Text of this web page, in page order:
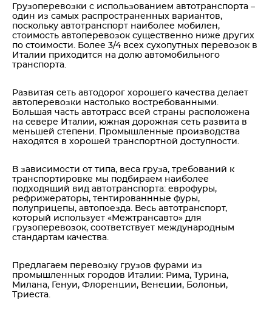
Грузоперевозки с использованием автотранспорта –
один из самых распространенных вариантов,
поскольку автотранспорт наиболее мобилен,
стоимость автоперевозок существенно ниже других
по стоимости. Более 3/4 всех сухопутных перевозок в
Италии приходится на долю автомобильного
транспорта.
Развитая сеть автодорог хорошего качества делает
автоперевозки настолько востребованными.
Большая часть автотрасс всей страны расположена
на севере Италии, южная дорожная сеть развита в
меньшей степени. Промышленные производства
находятся в хорошей транспортной доступности.
В зависимости от типа, веса груза, требований к
транспортировке мы подбираем наиболее
подходящий вид автотранспорта: еврофуры,
рефрижераторы, тентированнные фуры,
полуприцепы, автопоезда. Весь автотранспорт,
который использует «Межтрансавто» для
грузоперевозок, соответствует международным
стандартам качества.
Предлагаем перевозку грузов фурами из
промышленных городов Италии: Рима, Турина,
Милана, Генуи, Флоренции, Венеции, Болоньи,
Триеста.